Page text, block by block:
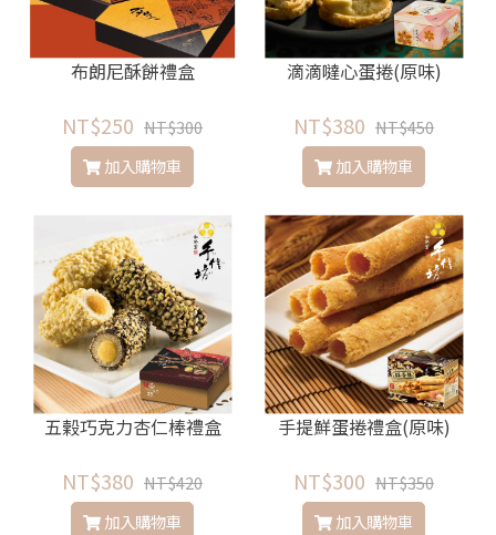
布朗尼酥餅禮盒
NT$250 NT$300
加入購物車
滴滴噠心蛋捲(原味)
NT$380 NT$450
加入購物車
五榖巧克力杏仁棒禮盒
NT$380 NT$420
加入購物車
手提鮮蛋捲禮盒(原味)
NT$300 NT$350
加入購物車